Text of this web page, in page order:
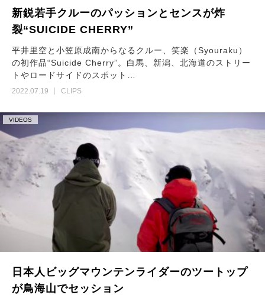
新鋭若手クルーのパッションとセンスが炸
裂“SUICIDE CHERRY”
平井里空と小笠原成南からなるクルー、笑楽（Syouraku）
の初作品“Suicide Cherry”。白馬、新潟、北海道のストリー
トやロードサイドのスポット…
2022.07.19 CLIPS
VIDEOS
日本人ビッグマウンテンライダーのツートップ
が鳥海山でセッション